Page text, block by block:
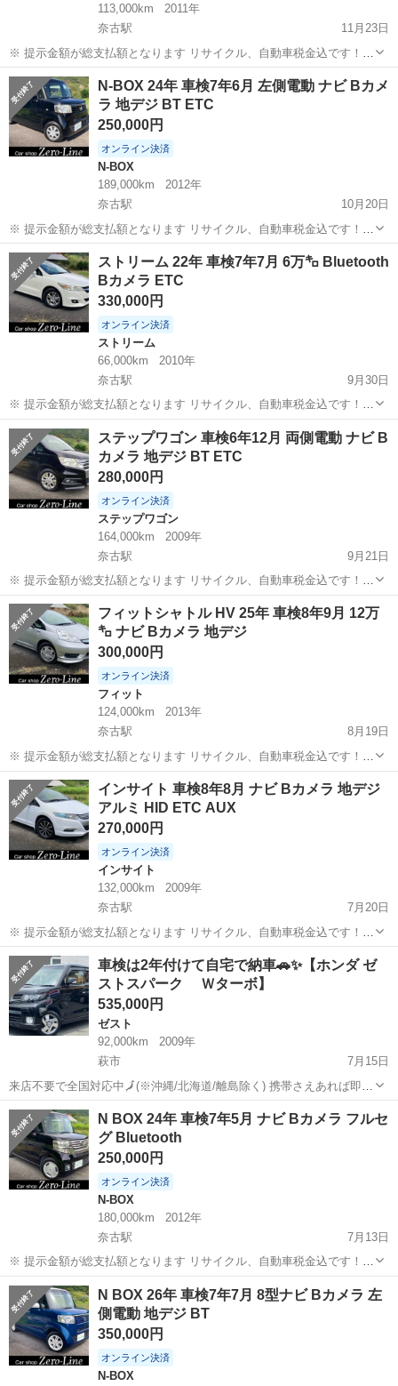
113,000km
2011年
奈古駅
11月23日
※ 提示金額が総支払額となります リサイクル、自動車税金込です！
まず支払い能力がない、約束を守れない、調べれば分かることやくだ
らない質問、値引き交渉をされる方はコメント、連絡してこないでく
ださい。もしされた場合はブロッ...
山口 萩市 ライフ 車両
N-BOX 24年 車検7年6月 左側電動 ナビ Bカメ
ラ 地デジ BT ETC
250,000円
オンライン決済
N-BOX
189,000km
2012年
奈古駅
10月20日
※ 提示金額が総支払額となります リサイクル、自動車税金込です！
まず支払い能力がない、約束を守れない、調べれば分かることやくだ
らない質問、値引き交渉をされる方はコメント、連絡してこないでく
ださい。もしされた場合はブロッ...
山口 萩市 奈古駅 N-BOX 車両
ストリーム 22年 車検7年7月 6万㌔ Bluetooth
Bカメラ ETC
330,000円
オンライン決済
ストリーム
66,000km
2010年
奈古駅
9月30日
※ 提示金額が総支払額となります リサイクル、自動車税金込です！
まず支払い能力がない、約束を守れない、調べれば分かることやくだ
らない質問、値引き交渉をされる方はコメント、連絡してこないでく
ださい。もしされた場合はブロッ...
山口 萩市 ストリーム Bluetooth
ステップワゴン 車検6年12月 両側電動 ナビ B
カメラ 地デジ BT ETC
280,000円
オンライン決済
ステップワゴン
164,000km
2009年
奈古駅
9月21日
※ 提示金額が総支払額となります リサイクル、自動車税金込です！
まず支払い能力がない、約束を守れない、調べれば分かることやくだ
らない質問、値引き交渉をされる方はコメント、連絡してこないでく
ださい。もしされた場合はブロッ...
山口 萩市 奈古駅 ステップワゴン 車両
フィットシャトル HV 25年 車検8年9月 12万
㌔ ナビ Bカメラ 地デジ
300,000円
オンライン決済
フィット
124,000km
2013年
奈古駅
8月19日
※ 提示金額が総支払額となります リサイクル、自動車税金込です！
まず支払い能力がない、約束を守れない、調べれば分かることやくだ
らない質問、値引き交渉をされる方はコメント、連絡してこないでく
ださい。もしされた場合はブロッ...
山口 萩市 奈古駅 フィット フィットシャトル
インサイト 車検8年8月 ナビ Bカメラ 地デジ
アルミ HID ETC AUX
270,000円
オンライン決済
インサイト
132,000km
2009年
奈古駅
7月20日
※ 提示金額が総支払額となります リサイクル、自動車税金込です！
まず支払い能力がない、約束を守れない、調べれば分かることやくだ
らない質問、値引き交渉をされる方はコメント、連絡してこないでく
ださい。もしされた場合はブロッ...
山口 萩市 奈古駅 インサイト AUX
車検は2年付けて自宅で納車🚗✨【ホンダ ゼ
ストスパーク Ｗターボ】
535,000円
ゼスト
92,000km
2009年
萩市
7月15日
来店不要で全国対応中🗾(※沖縄/北海道/離島除く) 携帯さえあれば即日
審査・契約もできちゃう✨ お車の詳細こちらから↓
https://www.otoron.jp/lists/detail?carno=038960...
山口 萩市 ゼストスパーク
N BOX 24年 車検7年5月 ナビ Bカメラ フルセ
グ Bluetooth
250,000円
オンライン決済
N-BOX
180,000km
2012年
奈古駅
7月13日
※ 提示金額が総支払額となります リサイクル、自動車税金込です！
まず支払い能力がない、約束を守れない、調べれば分かることやくだ
らない質問、値引き交渉をされる方はコメント、連絡してこないでく
ださい。もしされた場合はブロッ...
山口 萩市 N-BOX Bluetooth
N BOX 26年 車検7年7月 8型ナビ Bカメラ 左
側電動 地デジ BT
350,000円
オンライン決済
N-BOX